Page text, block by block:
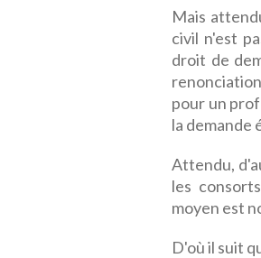
Mais
civil n'est
droit de
pour un
la demande
Attendu,
les
moyen est
D'où il suit